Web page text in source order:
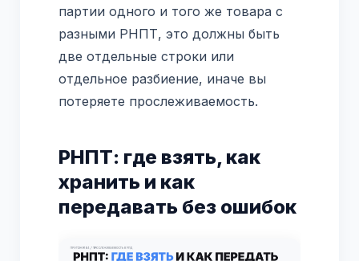
партии одного и того же товара с
разными РНПТ, это должны быть
две отдельные строки или
отдельное разбиение, иначе вы
потеряете прослеживаемость.
РНПТ: где взять, как
хранить и как
передавать без ошибок